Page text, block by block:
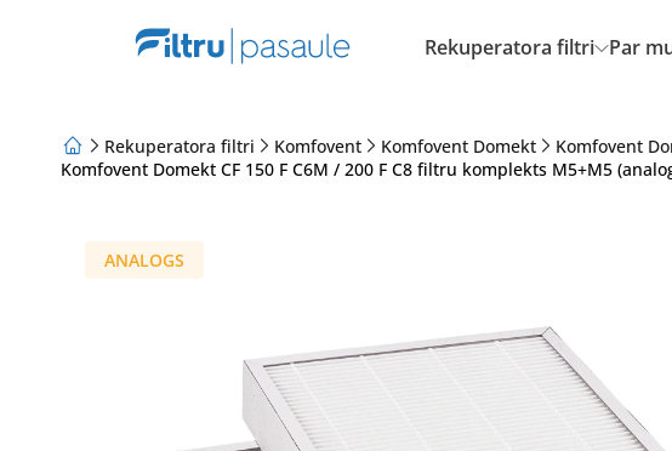
Rekuperatora filtri Par
Par mums
Rekuperatora filtri Komfovent Komfovent Domekt Komfovent
Komfovent Domekt CF 150 F C6M / 200 F C8 filtru komplekts M5+M5
ANALOGS